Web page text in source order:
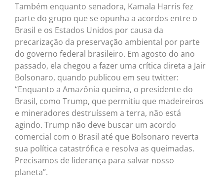
Também enquanto senadora, Kamala Harris fez
parte do grupo que se opunha a acordos entre o
Brasil e os Estados Unidos por causa da
precarização da preservação ambiental por parte
do governo federal brasileiro. Em agosto do ano
passado, ela chegou a fazer uma crítica direta a Jair
Bolsonaro, quando publicou em seu twitter:
“Enquanto a Amazônia queima, o presidente do
Brasil, como Trump, que permitiu que madeireiros
e mineradores destruíssem a terra, não está
agindo. Trump não deve buscar um acordo
comercial com o Brasil até que Bolsonaro reverta
sua política catastrófica e resolva as queimadas.
Precisamos de liderança para salvar nosso
planeta”.